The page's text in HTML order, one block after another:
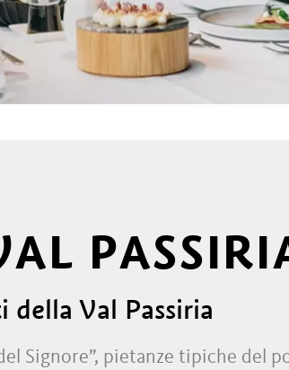
Val Passiria
Signore”, pietanze tipiche del